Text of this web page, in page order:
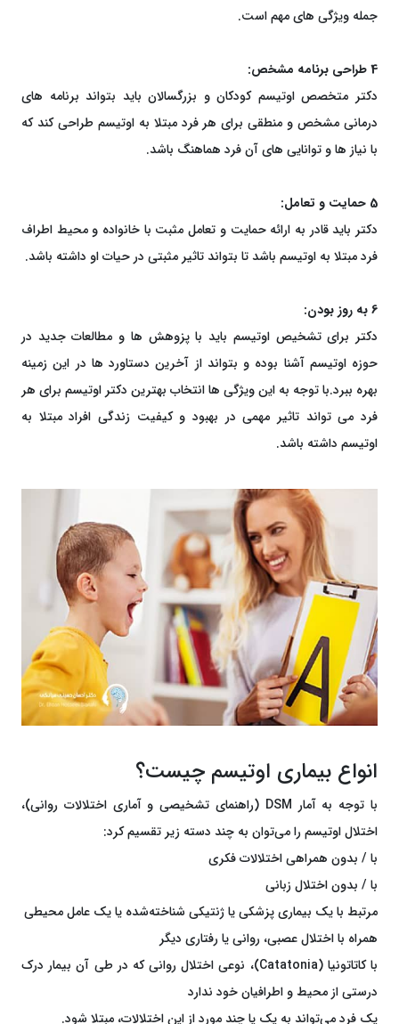
جمله ویژگی های مهم است.
4 طراحی برنامه مشخص:
دکتر متخصص اوتیسم کودکان و بزرگسالان باید بتواند برنامه های
درمانی مشخص و منطقی برای هر فرد مبتلا به اوتیسم طراحی کند که
با نیاز ها و توانایی های آن فرد هماهنگ باشد.
5 حمایت و تعامل:
دکتر باید قادر به ارائه حمایت و تعامل مثبت با خانواده و محیط اطراف
فرد مبتلا به اوتیسم باشد تا بتواند تاثیر مثبتی در حیات او داشته باشد.
6 به روز بودن:
دکتر برای تشخیص اوتیسم باید با پزوهش ها و مطالعات جدید در
حوزه اوتیسم آشنا بوده و بتواند از آخرین دستاورد ها در این زمینه
بهره ببرد.با توجه به این ویژگی ها انتخاب بهترین دکتر اوتیسم برای هر
فرد می تواند تاثیر مهمی در بهبود و کیفیت زندگی افراد مبتلا به
اوتیسم داشته باشد.
انواع بیماری اوتیسم چیست؟
با توجه به آمار DSM (راهنمای تشخیصی و آماری اختلالات روانی)،
اختلال اوتیسم را می‌توان به چند دسته زیر تقسیم کرد:
با / بدون همراهی اختلالات فکری
با / بدون اختلال زبانی
مرتبط با یک بیماری پزشکی یا ژنتیکی شناخته‌شده یا یک عامل محیطی
همراه با اختلال عصبی، روانی یا رفتاری دیگر
با کاتاتونیا (Catatonia)، نوعی اختلال روانی که در طی آن بیمار درک
درستی از محیط و اطرافیان خود ندارد
یک فرد می‌تواند به یک یا چند مورد از این اختلالات، مبتلا شود.